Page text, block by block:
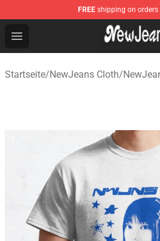
FREE shipping on orders
Open menu
NewJeans Store - Official
Startseite/NewJeans Cloth/